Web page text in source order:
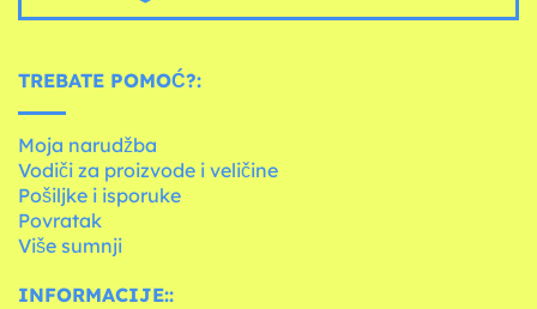
TREBATE POMOĆ?:
Moja narudžba
Vodiči za proizvode i veličine
Pošiljke i isporuke
Povratak
Više sumnji
INFORMACIJE::